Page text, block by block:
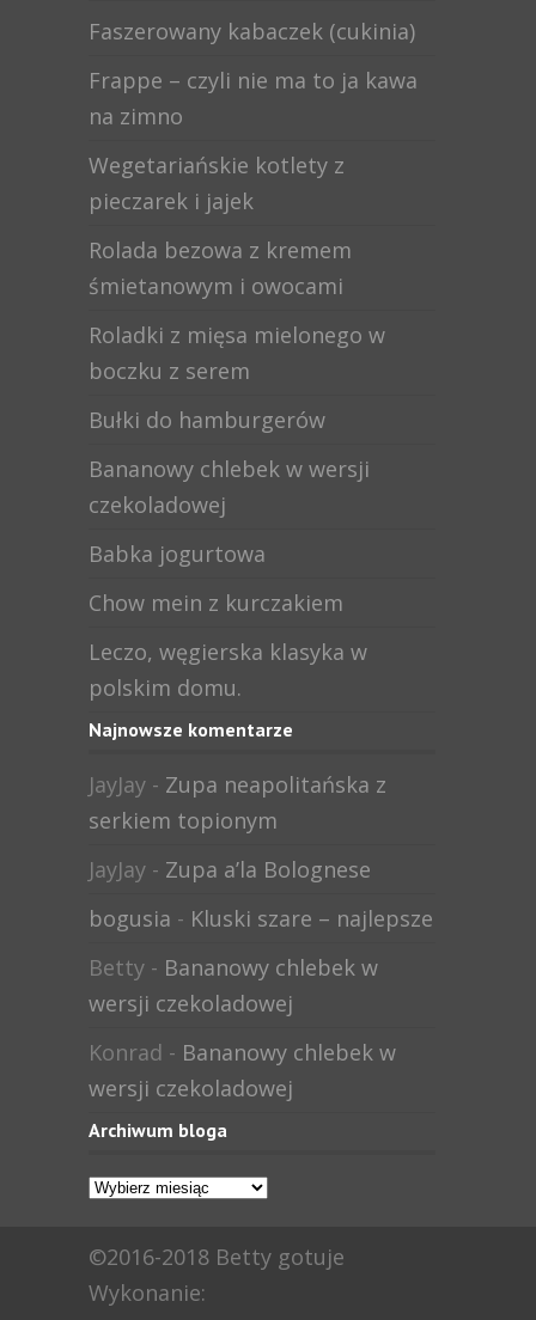
Faszerowany kabaczek (cukinia)
Frappe – czyli nie ma to ja kawa
na zimno
Wegetariańskie kotlety z
pieczarek i jajek
Rolada bezowa z kremem
śmietanowym i owocami
Roladki z mięsa mielonego w
boczku z serem
Bułki do hamburgerów
Bananowy chlebek w wersji
czekoladowej
Babka jogurtowa
Chow mein z kurczakiem
Leczo, węgierska klasyka w
polskim domu.
Najnowsze komentarze
JayJay - Zupa neapolitańska z
serkiem topionym
JayJay - Zupa a’la Bolognese
bogusia - Kluski szare – najlepsze
Betty - Bananowy chlebek w
wersji czekoladowej
Konrad - Bananowy chlebek w
wersji czekoladowej
Archiwum bloga
Archiwum
©2016-2018 Betty gotuje
Wykonanie: